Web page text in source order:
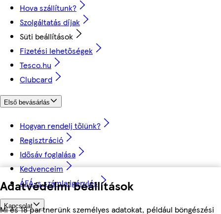
Adatvédelmi beállítások
Mi és 18 partnerünk személyes adatokat, például böngészési
Hova szállítunk?
Szolgáltatás díjak
Süti beállítások
Fizetési lehetőségek
Tesco.hu
Clubcard
Első bevásárlás
Hogyan rendelj tőlünk?
Regisztráció
Idősáv foglalása
Kedvenceim
ÁFÁ-s számla igénylés
Kapcsolat